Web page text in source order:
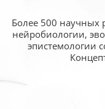
Более 500 научных
нейробиологии,
эпистемологии